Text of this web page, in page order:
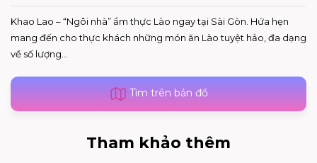
Khao Lao – “Ngôi nhà” ẩm thực Lào ngay tại Sài Gòn. Hứa hẹn
mang đến cho thực khách những món ăn Lào tuyệt hảo, đa dạng
về số lượng...
Tìm trên bản đồ
Tham khảo thêm